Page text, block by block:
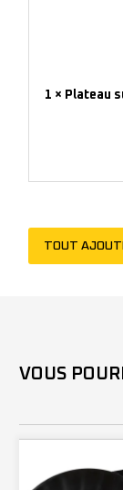
1 × Plateau
TOUT
VOUS